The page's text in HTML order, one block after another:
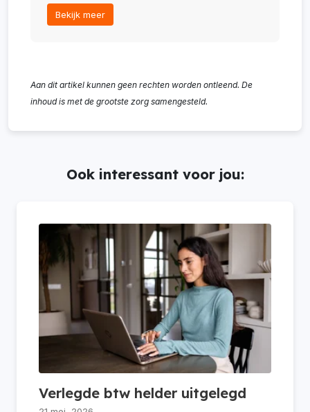
Bekijk meer
Aan dit artikel kunnen geen rechten worden ontleend. De
inhoud is met de grootste zorg samengesteld.
Ook interessant voor jou:
Verlegde btw helder uitgelegd